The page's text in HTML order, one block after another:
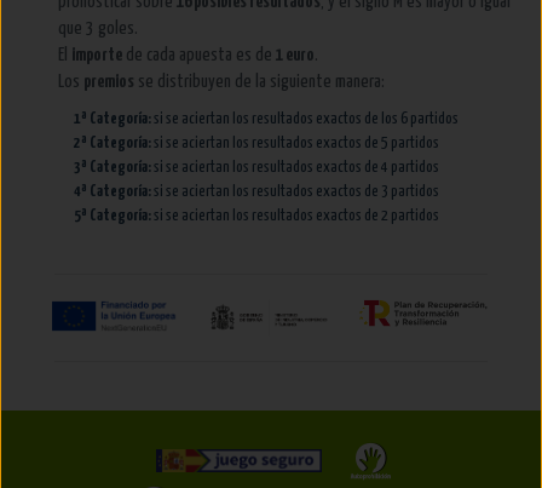
que 3 goles.
El
importe de cada apuesta es de1 euro.
Los premios se distribuyen de la siguiente manera:
1ª Categoría:si se aciertan los resultados exactos de los 6 partidos
2ª Categoría:si se aciertan los resultados exactos de 5 partidos
3ª Categoría:si se aciertan los resultados exactos de 4 partidos
4ª Categoría:si se aciertan los resultados exactos de 3 partidos
5ª Categoría:si se aciertan los resultados exactos de 2 partidos